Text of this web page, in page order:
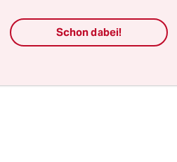
Schon dabei!